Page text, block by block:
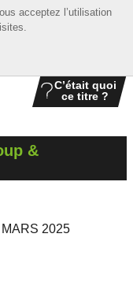
acceptez l’utilisation
acceptez l’utilisation
C’était quoi
ce titre ?
&
2025